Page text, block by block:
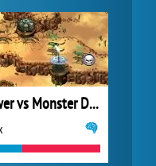
Tower vs Monster Defense
2: Animal Park